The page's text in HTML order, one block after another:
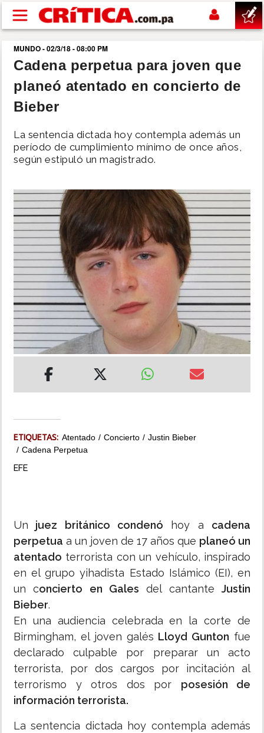
Pasar al contenido principal
buscar
SUCESOS
POLÍTICA
DEPORTES
MUNDO
MULTIMEDIA
IMPRESO
MUNDO - 02/3/18 - 08:00 PM
Cadena perpetua para joven que
planeó atentado en concierto de
Bieber
La sentencia dictada hoy contempla además un
período de cumplimiento mínimo de once años,
según estipuló un magistrado.
ETIQUETAS: Atentado Concierto
Justin Bieber
Cadena Perpetua
EFE
Un juez británico condenó hoy a cadena
perpetua a un joven de 17 años que planeó un
atentado terrorista con un vehículo, inspirado
en el grupo yihadista Estado Islámico (EI), en
un concierto en Gales del cantanteJustin
Bieber.
En una audiencia celebrada en la corte de
Birmingham, el joven galés Lloyd Gunton fue
declarado culpable por preparar un acto
terrorista, por dos cargos por incitación al
terrorismo y otros dos por posesión de
información terrorista.
La sentencia dictada hoy contempla además